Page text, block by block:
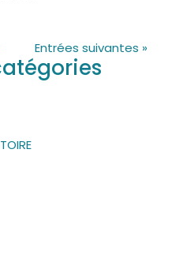
Entrées suivantes »